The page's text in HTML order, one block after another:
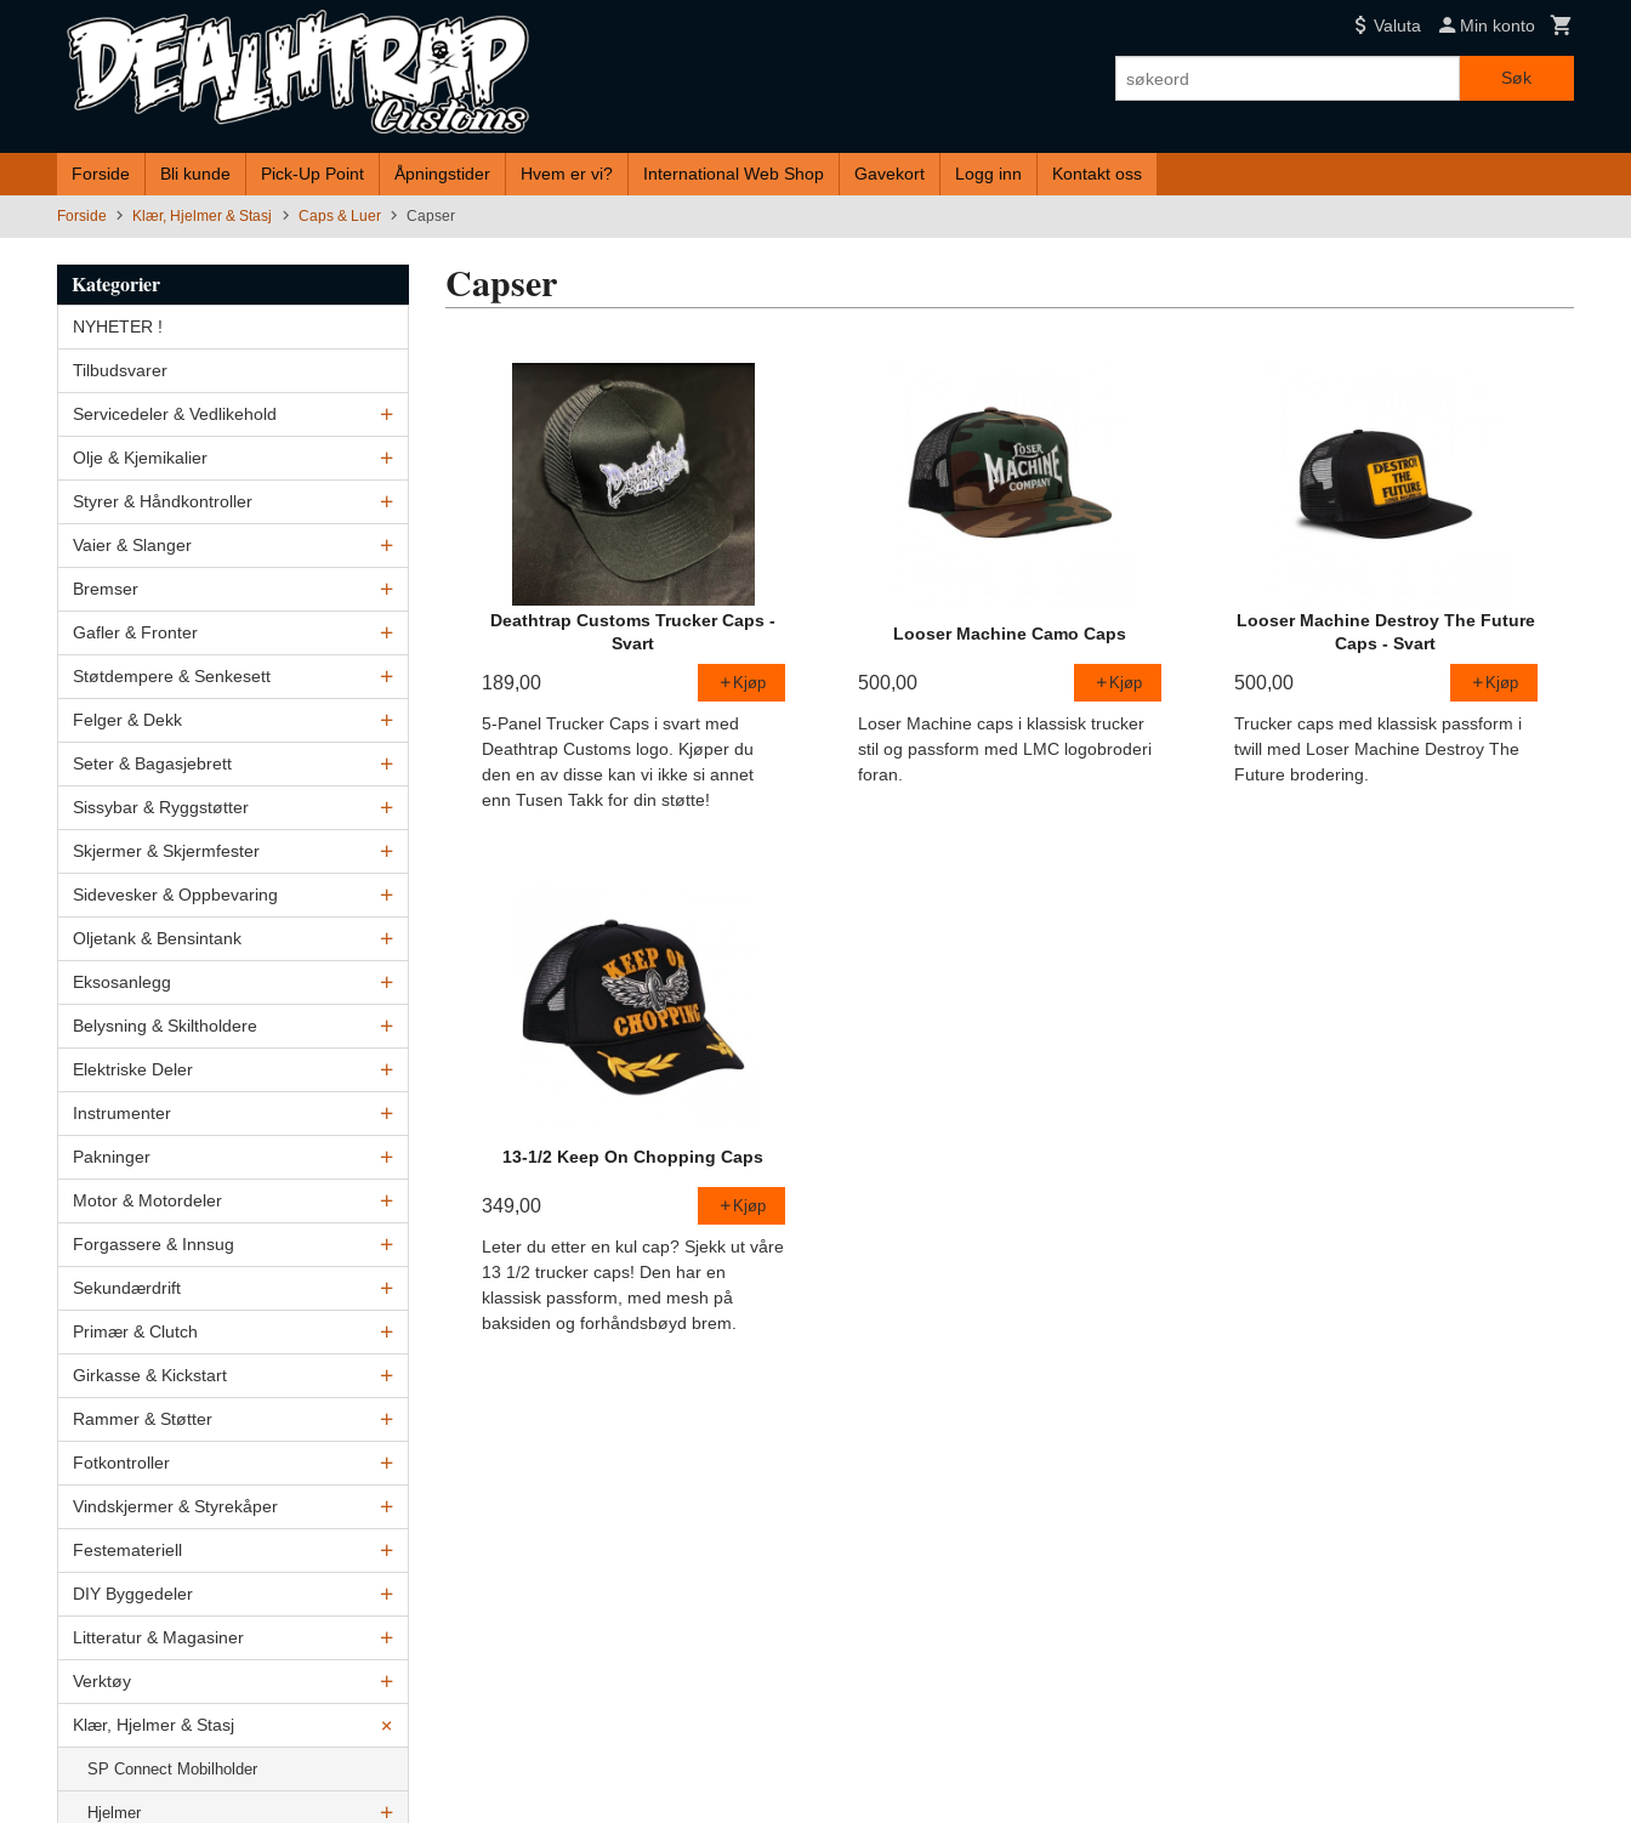
innholdet
Valuta Min konto
Søk
Forside Bli kunde Pick-Up Point Åpningstider Hvem er vi? International Web Shop Gavekort Logg inn Kontakt oss
Forside Klær, Hjelmer & Stasj Caps & Luer Capser
Kategorier
NYHETER !
Tilbudsvarer
Servicedeler & Vedlikehold
Olje & Kjemikalier
Styrer & Håndkontroller
Vaier & Slanger
Bremser
Gafler & Fronter
Støtdempere & Senkesett
Felger & Dekk
Seter & Bagasjebrett
Sissybar & Ryggstøtter
Skjermer & Skjermfester
Sidevesker & Oppbevaring
Oljetank & Bensintank
Eksosanlegg
Belysning & Skiltholdere
Elektriske Deler
Instrumenter
Pakninger
Motor & Motordeler
Forgassere & Innsug
Sekundærdrift
Primær & Clutch
Girkasse & Kickstart
Rammer & Støtter
Fotkontroller
Vindskjermer & Styrekåper
Festemateriell
DIY Byggedeler
Litteratur & Magasiner
Verktøy
Klær, Hjelmer & Stasj
SP Connect Mobilholder
Hjelmer
Capser
Deathtrap Customs Trucker Caps -
Svart
189,00 Kjøp
5-Panel Trucker Caps i svart med
Deathtrap Customs logo. Kjøper du
den en av disse kan vi ikke si annet
enn Tusen Takk for din støtte!
Looser Machine Camo Caps
500,00 Kjøp
Loser Machine caps i klassisk trucker
stil og passform med LMC logobroderi
foran.
Looser Machine Destroy The Future
Caps - Svart
500,00 Kjøp
Trucker caps med klassisk passform i
twill med Loser Machine Destroy The
Future brodering.
13-1/2 Keep On Chopping Caps
349,00 Kjøp
Leter du etter en kul cap? Sjekk ut våre
13 1/2 trucker caps! Den har en
klassisk passform, med mesh på
baksiden og forhåndsbøyd brem.